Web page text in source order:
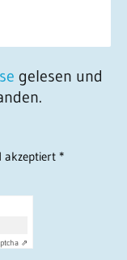
gelesen und
akzeptiert *
⇗